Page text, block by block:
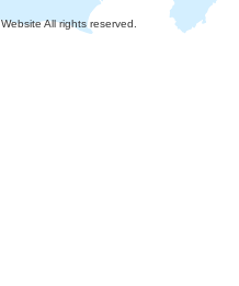
All rights reserved.